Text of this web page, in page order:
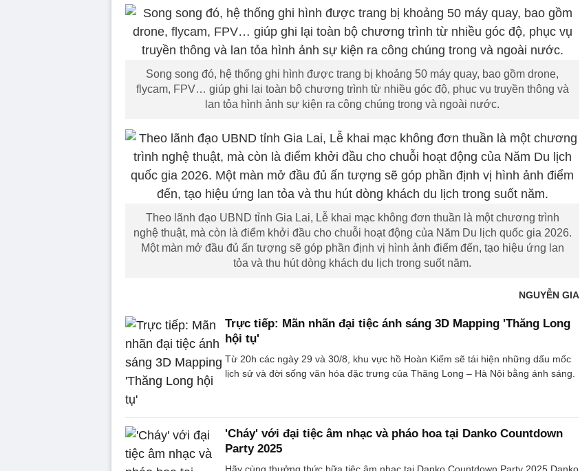
Song song đó, hệ thống ghi hình được trang bị khoảng 50 máy quay, bao gồm drone,
flycam, FPV… giúp ghi lại toàn bộ chương trình từ nhiều góc độ, phục vụ truyền thông và
lan tỏa hình ảnh sự kiện ra công chúng trong và ngoài nước.
Theo lãnh đạo UBND tỉnh Gia Lai, Lễ khai mạc không đơn thuần là một chương trình
nghệ thuật, mà còn là điểm khởi đầu cho chuỗi hoạt động của Năm Du lịch quốc gia 2026.
Một màn mở đầu đủ ấn tượng sẽ góp phần định vị hình ảnh điểm đến, tạo hiệu ứng lan
tỏa và thu hút dòng khách du lịch trong suốt năm.
NGUYỄN GIA
Trực tiếp: Mãn nhãn đại tiệc ánh sáng 3D Mapping 'Thăng Long
hội tụ'
Từ 20h các ngày 29 và 30/8, khu vực hồ Hoàn Kiếm sẽ tái hiện những dấu mốc
lịch sử và đời sống văn hóa đặc trưng của Thăng Long – Hà Nội bằng ánh sáng.
'Cháy' với đại tiệc âm nhạc và pháo hoa tại Danko Countdown
Party 2025
Hãy cùng thưởng thức bữa tiệc âm nhạc tại Danko Countdown Party 2025 Danko